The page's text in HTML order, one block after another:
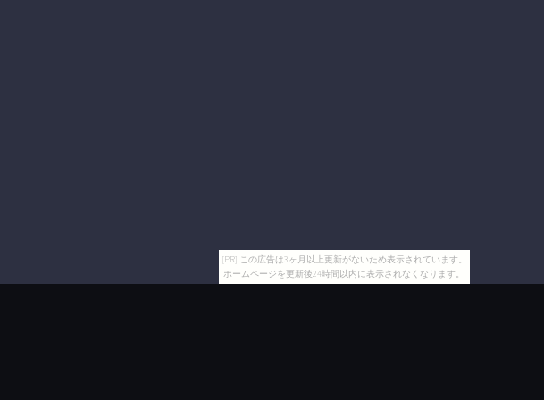
[PR] この広告は3ヶ月以上更新がないため表示されています。
ホームページを更新後24時間以内に表示されなくなります。